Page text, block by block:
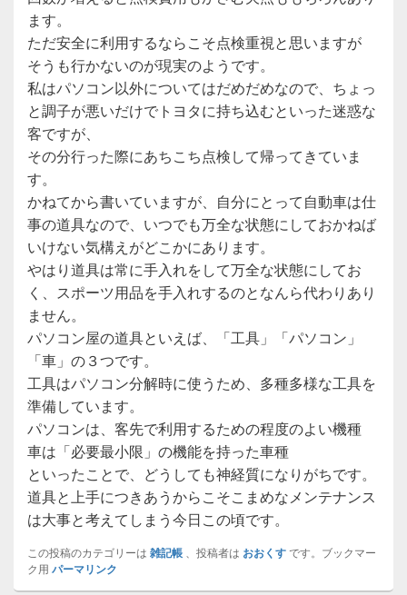
ます。
ただ安全に利用するならこそ点検重視と思いますが
そうも行かないのが現実のようです。
私はパソコン以外についてはだめだめなので、ちょっ
と調子が悪いだけでトヨタに持ち込むといった迷惑な
客ですが、
その分行った際にあちこち点検して帰ってきていま
す。
かねてから書いていますが、自分にとって自動車は仕
事の道具なので、いつでも万全な状態にしておかねば
いけない気構えがどこかにあります。
やはり道具は常に手入れをして万全な状態にしてお
く、スポーツ用品を手入れするのとなんら代わりあり
ません。
パソコン屋の道具といえば、「工具」「パソコン」
「車」の３つです。
工具はパソコン分解時に使うため、多種多様な工具を
準備しています。
パソコンは、客先で利用するための程度のよい機種
車は「必要最小限」の機能を持った車種
といったことで、どうしても神経質になりがちです。
道具と上手につきあうからこそこまめなメンテナンス
は大事と考えてしまう今日この頃です。
この投稿のカテゴリーは 雑記帳 、投稿者は おおくすです。ブックマー
ク用 パーマリンク